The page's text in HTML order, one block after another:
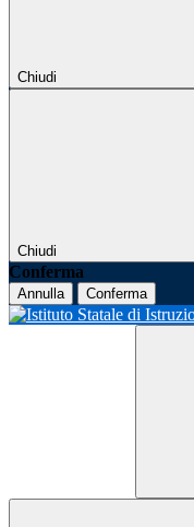
Chiudi
Chiudi
Conferma
Annulla Conferma